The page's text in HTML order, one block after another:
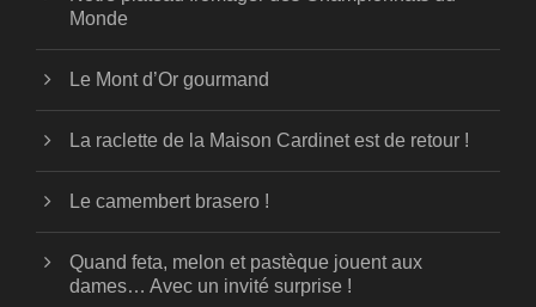
Monde
Le Mont d’Or gourmand
La raclette de la Maison Cardinet est de retour !
Le camembert brasero !
Quand feta, melon et pastèque jouent aux
dames… Avec un invité surprise !